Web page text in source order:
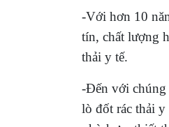
-Với hơn 10
tín, chất lượng
thải y tế.
-Đến với chúng
lò đốt rác thải y